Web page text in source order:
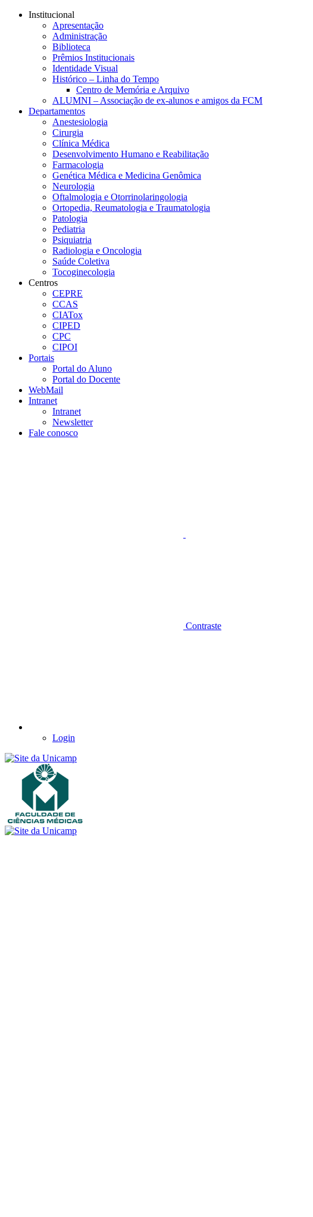
Conteúdo principal
Institucional
Apresentação
Administração
Biblioteca
Prêmios Institucionais
Identidade Visual
Histórico – Linha do Tempo
Centro de Memória e Arquivo
ALUMNI – Associação de ex-alunos e amigos da FCM
Departamentos
Anestesiologia
Cirurgia
Clínica Médica
Desenvolvimento Humano e Reabilitação
Farmacologia
Genética Médica e Medicina Genômica
Neurologia
Oftalmologia e Otorrinolaringologia
Ortopedia, Reumatologia e Traumatologia
Patologia
Pediatria
Psiquiatria
Radiologia e Oncologia
Saúde Coletiva
Tocoginecologia
Centros
CEPRE
CCAS
CIATox
CIPED
CPC
CIPOI
Portais
Portal do Aluno
Portal do Docente
WebMail
Intranet
Intranet
Newsletter
Fale conosco
Contraste
Login